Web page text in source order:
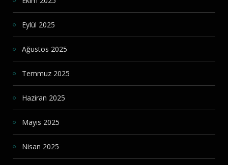
Eylül 2025
Ağustos 2025
Temmuz 2025
Haziran 2025
Mayıs 2025
Nisan 2025